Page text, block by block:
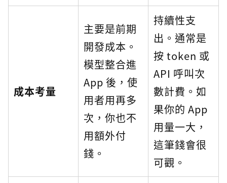
成本考量
主要是前期
開發成本。
模型整合進
App 後，使
用者用再多
次，你也不
用額外付
錢。
持續性支
出。通常是
按 token 或
API 呼叫次
數計費。如
果你的 App
用量一大，
這筆錢會很
可觀。